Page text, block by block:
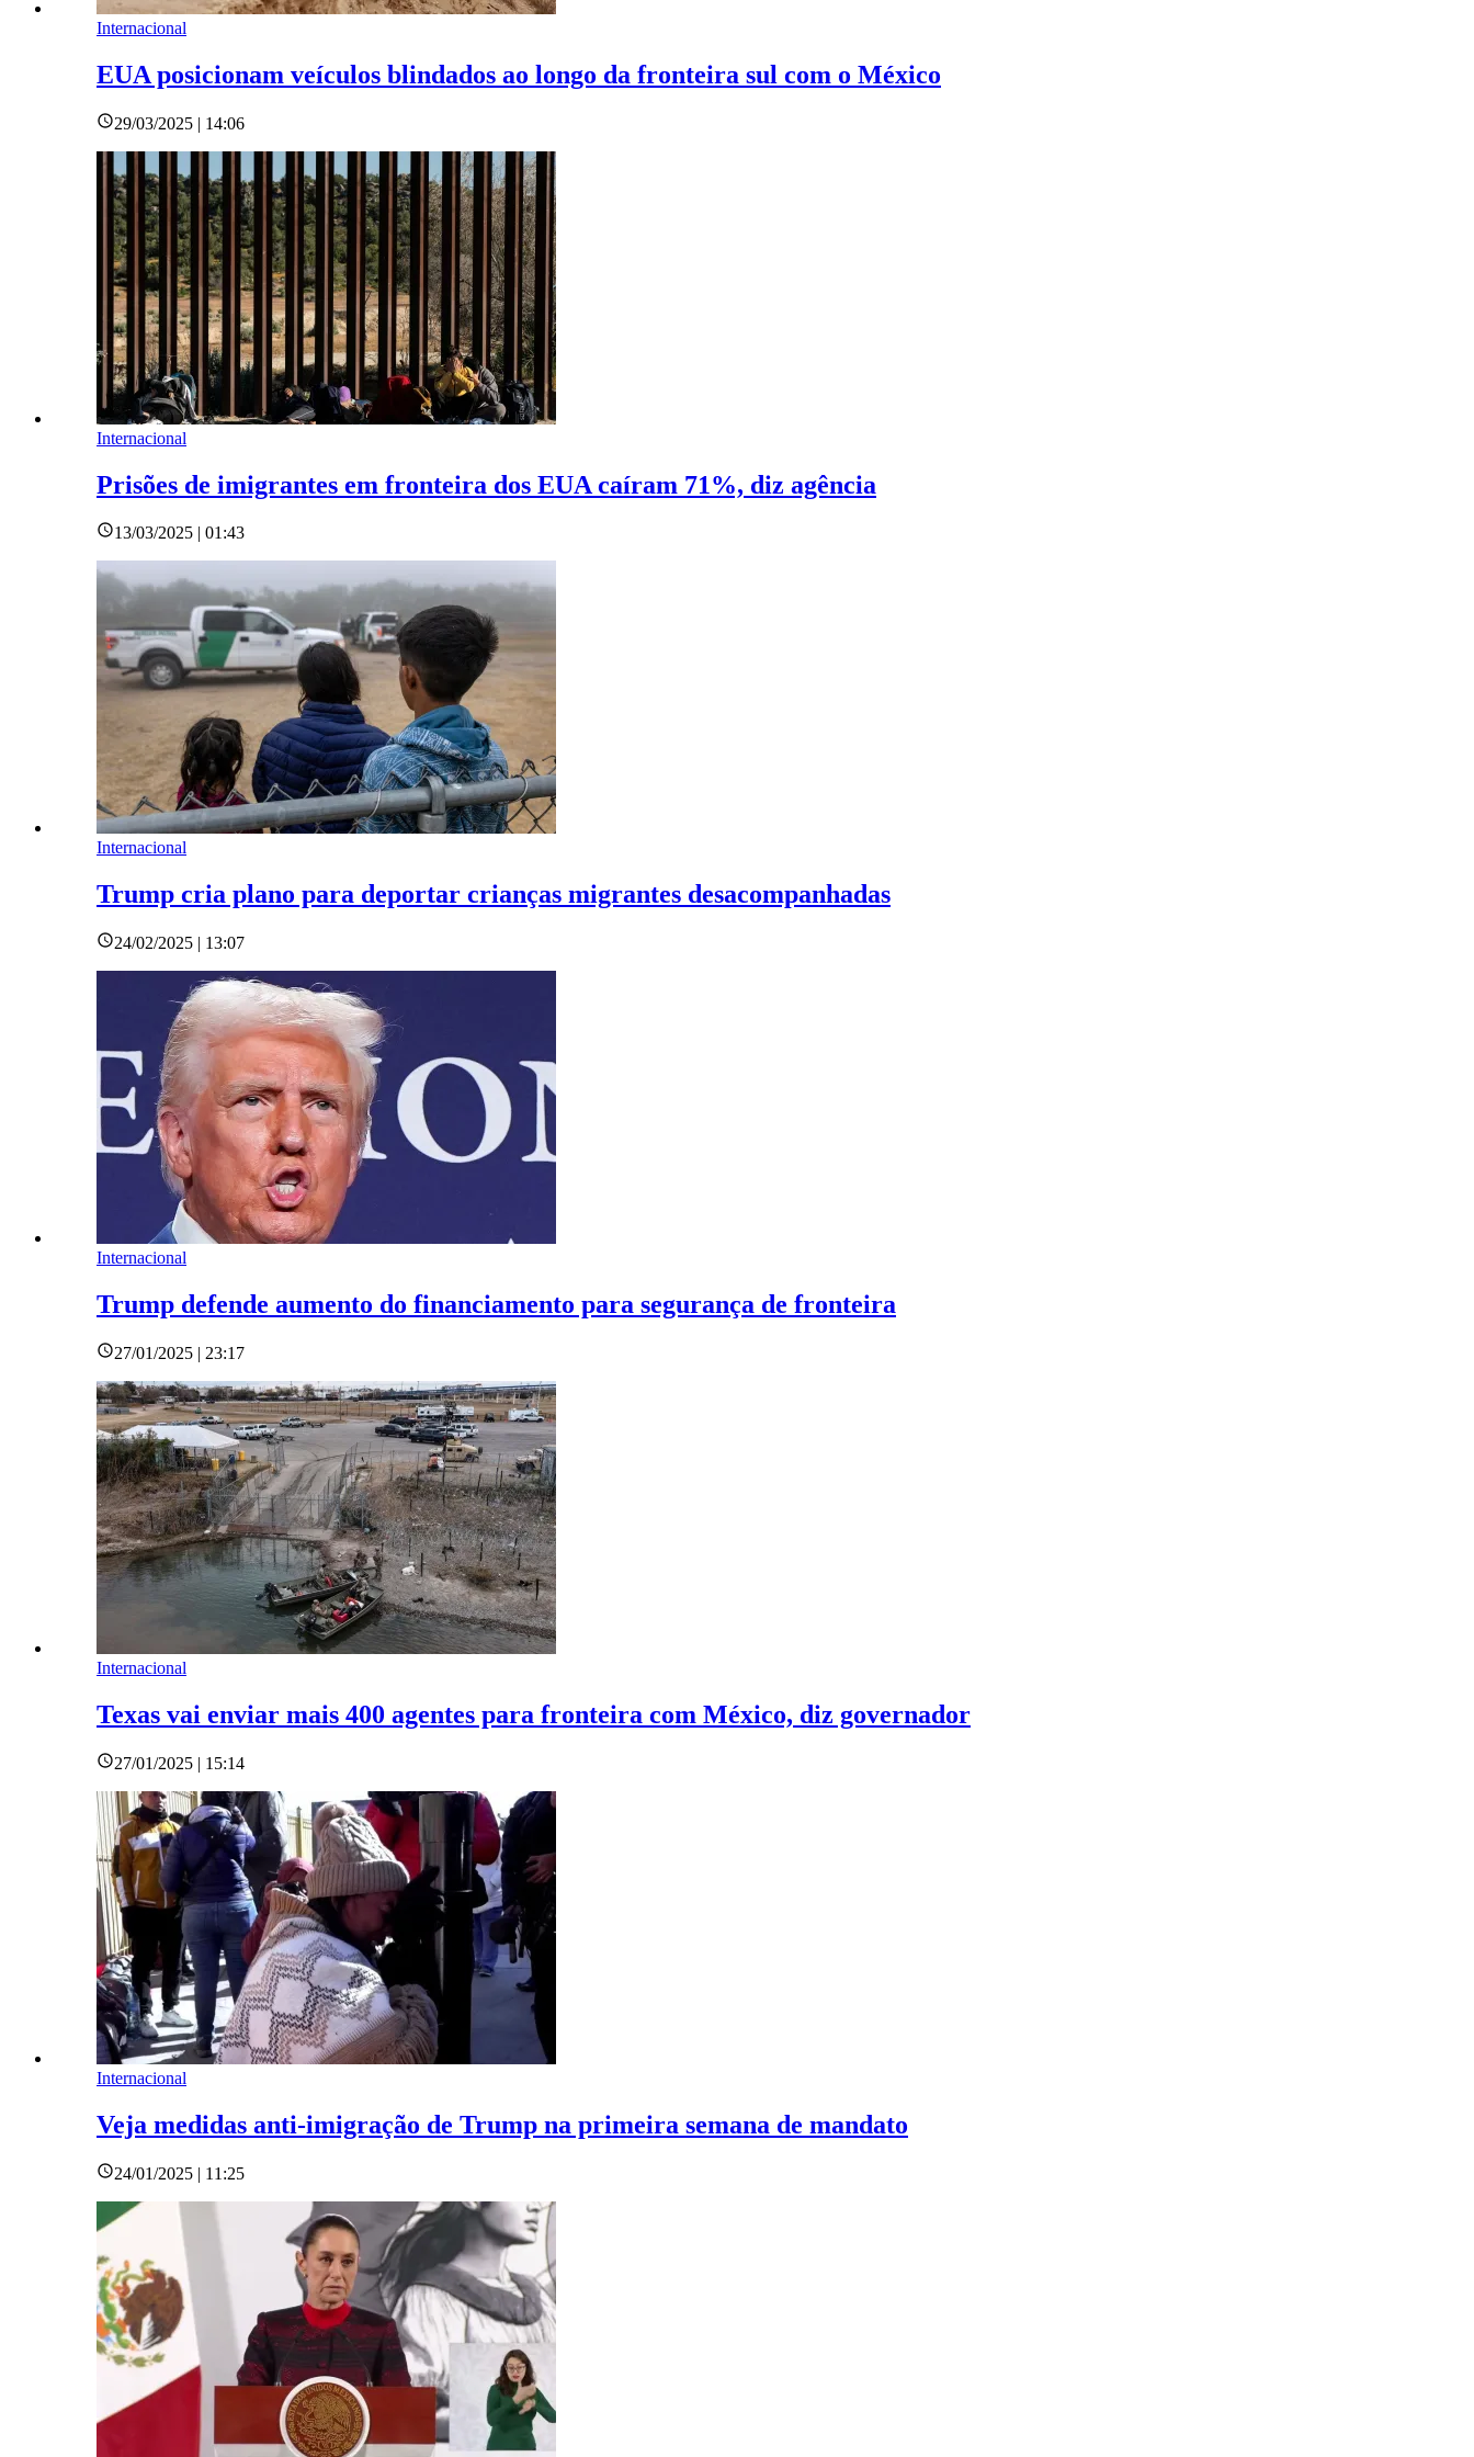
Internacional
EUA posicionam veículos blindados ao longo da fronteira sul com o México
29/03/2025 | 14:06
Internacional
Prisões de imigrantes em fronteira dos EUA caíram 71%, diz agência
13/03/2025 | 01:43
Internacional
Trump cria plano para deportar crianças migrantes desacompanhadas
24/02/2025 | 13:07
Internacional
Trump defende aumento do financiamento para segurança de fronteira
27/01/2025 | 23:17
Internacional
Texas vai enviar mais 400 agentes para fronteira com México, diz governador
27/01/2025 | 15:14
Internacional
Veja medidas anti-imigração de Trump na primeira semana de mandato
24/01/2025 | 11:25